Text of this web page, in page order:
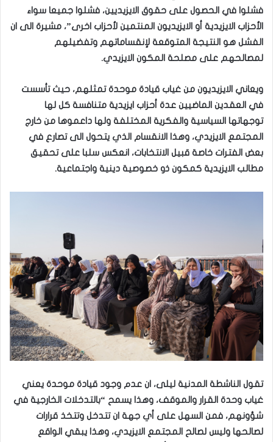
فشلوا في الحصول على حقوق الايزيديين، فشلوا جميعا سواء
الأحزاب الايزيدية أو الايزيديون المنتمين لأحزاب اخرى”، مشيرة الى ان
الفشل هو النتيجة المتوقعة لإنقساماتهم وتفضيلهم
لمصالحهم على مصلحة المكون الايزيدي.
ويعاني الايزيديون من غياب قيادة موحدة تمثلهم، حيث تأسست
في العقدين الماضيين عدة أحزاب ايزيدية متنافسة كل لها
توجهاتها السياسية والفكرية المختلفة ولها داعموها من خارج
المجتمع الايزيدي، وهذا الانقسام الذي يتحول الى تصارع في
بعض الفترات خاصة قبيل الانتخابات، انعكس سلبا على تحقيق
مطالب الايزيدية كمكون ذو خصوصية دينية واجتماعية.
تقول الناشطة المدنية ليلى، ان عدم وجود قيادة موحدة يعني
غياب وحدة القرار والموقف، وهذا يسمح “بالتدخلات الخارجية في
شؤونهم، فمن السهل على أي جهة ان تتدخل وتتخذ قرارات
لصالحها وليس لصالح المجتمع الايزيدي، وهذا يبقي الواقع